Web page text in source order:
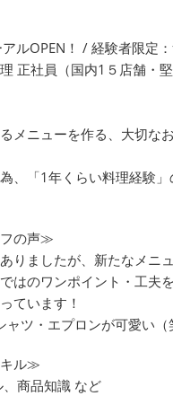
ルOPEN！ / 経験者限定
正社員（国内1５店舗・
メニューを作る、大切なお
、「1年くらい料理経験
の声≫
りましたが、新たなメニ
はのワンポイント・工夫
ています！
ャツ・エプロンが可愛い（
ル≫
、商品知識 など